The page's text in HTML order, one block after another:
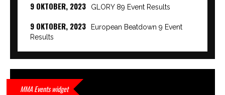
9 OKTOBER, 2023 GLORY 89 Event Results
9 OKTOBER, 2023
European Beatdown 9 Event
Results
9 OKTOBER, 2023
MMA Events widget